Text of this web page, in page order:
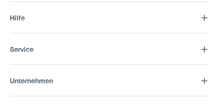
Hilfe
Service
Unternehmen